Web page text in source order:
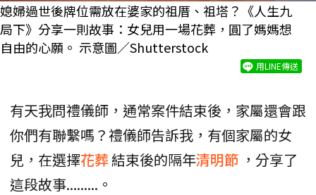
媳婦過世後牌位需放在婆家的祖厝、祖塔？《人生九
局下》分享一則故事：女兒用一場花葬，圓了媽媽想
自由的心願。 示意圖／Shutterstock
用LINE傳送
有天我問禮儀師，通常案件結束後，家屬還會跟
你們有聯繫嗎？禮儀師告訴我，有個家屬的女
兒，在選擇花葬結束後的隔年清明節 ，分享了
這段故事.........。